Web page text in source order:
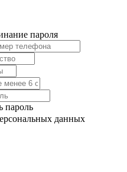
пароля
пароль
данных